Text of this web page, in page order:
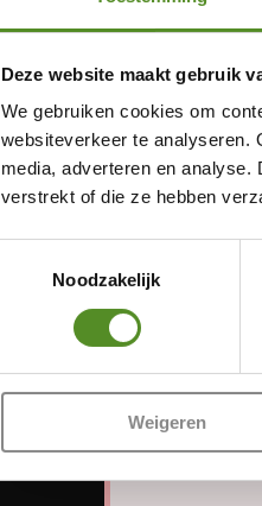
Deze website maakt gebruik
We gebruiken cookies om
websiteverkeer te analyseren.
media, adverteren en analyse.
verstrekt of die ze hebben
Noodzakelijk
Weigeren